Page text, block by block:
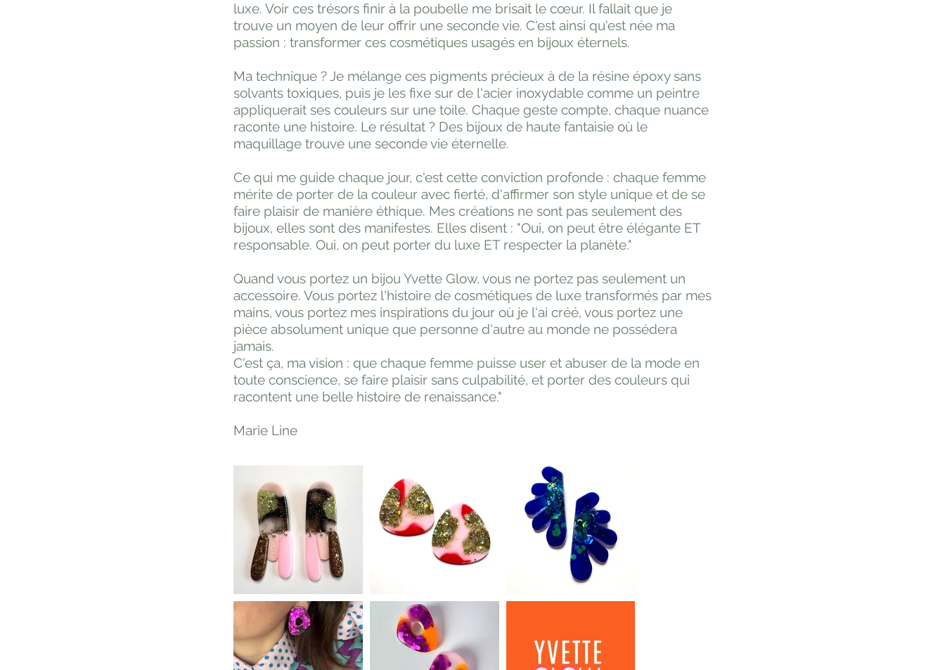
luxe. Voir ces trésors finir à la poubelle me brisait le cœur. Il fallait que je
trouve un moyen de leur offrir une seconde vie. C'est ainsi qu'est née ma
passion : transformer ces cosmétiques usagés en bijoux éternels.
Ma technique ? Je mélange ces pigments précieux à de la résine époxy sans
solvants toxiques, puis je les fixe sur de l'acier inoxydable comme un peintre
appliquerait ses couleurs sur une toile. Chaque geste compte, chaque nuance
raconte une histoire. Le résultat ? Des bijoux de haute fantaisie où le
maquillage trouve une seconde vie éternelle.
Ce qui me guide chaque jour, c'est cette conviction profonde : chaque femme
mérite de porter de la couleur avec fierté, d'affirmer son style unique et de se
faire plaisir de manière éthique. Mes créations ne sont pas seulement des
bijoux, elles sont des manifestes. Elles disent : "Oui, on peut être élégante ET
responsable. Oui, on peut porter du luxe ET respecter la planète."
Quand vous portez un bijou Yvette Glow, vous ne portez pas seulement un
accessoire. Vous portez l'histoire de cosmétiques de luxe transformés par mes
mains, vous portez mes inspirations du jour où je l'ai créé, vous portez une
pièce absolument unique que personne d'autre au monde ne possédera
jamais.
C'est ça, ma vision : que chaque femme puisse user et abuser de la mode en
toute conscience, se faire plaisir sans culpabilité, et porter des couleurs qui
racontent une belle histoire de renaissance."
Marie Line